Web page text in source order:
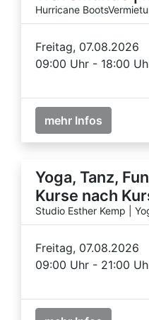
Hurricane
Freitag, 07.08.2026
09:00 Uhr - 18:00
mehr Infos
Yoga, Tanz,
Kurse nach
Studio Esther Kemp |
Freitag, 07.08.2026
09:00 Uhr - 21:00